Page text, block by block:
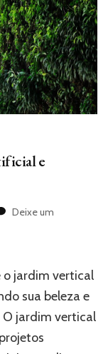
e
Deixe um
jardim vertical
sua beleza e
jardim vertical